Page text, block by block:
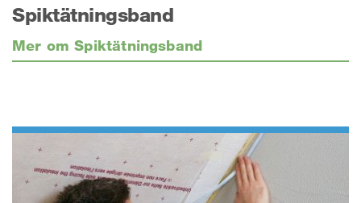
Spiktätningsband
Mer om Spiktätningsband